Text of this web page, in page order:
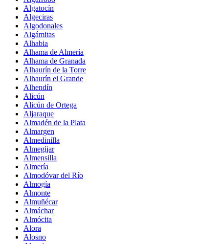
Algatocín
Algeciras
Algodonales
Algámitas
Alhabia
Alhama de Almería
Alhama de Granada
Alhaurín de la Torre
Alhaurín el Grande
Alhendín
Alicún
Alicún de Ortega
Aljaraque
Almadén de la Plata
Almargen
Almedinilla
Almegíjar
Almensilla
Almería
Almodóvar del Río
Almogía
Almonte
Almuñécar
Almáchar
Almócita
Alora
Alosno